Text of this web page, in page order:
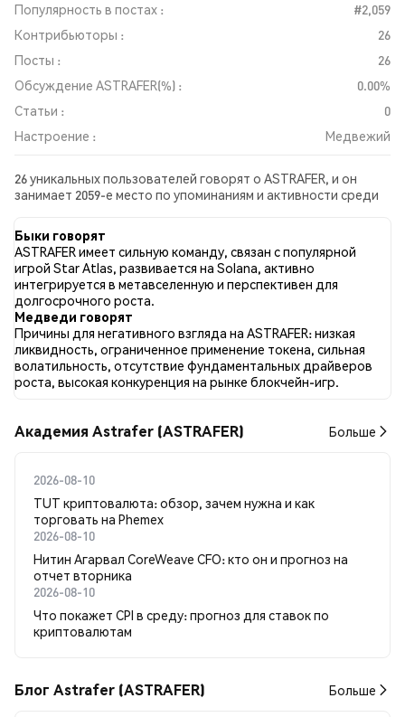
Популярность в постах :
#2,059
Контрибьюторы :
26
Посты :
26
Обсуждение ASTRAFER(%) :
0.00%
Статьи :
0
Настроение :
Медвежий
26 уникальных пользователей говорят о ASTRAFER, и он
занимает 2059-е место по упоминаниям и активности среди
отношении ASTRAFER во всех социальных сетях было
Медвежий. Всего было опубликовано 0 новостных статей о
ASTRAFER. В Twitter 0.00% твитов имели бычий настрой по
сравнению с 99.42% твитов с медвежьим настроем по
ASTRAFER. 0.58% твитов были нейтральными по отношению
к ASTRAFER. Эти данные основаны на 172 твитах.
Быки говорят
ASTRAFER имеет сильную команду, связан с популярной
игрой Star Atlas, развивается на Solana, активно
интегрируется в метавселенную и перспективен для
долгосрочного роста.
Медведи говорят
Причины для негативного взгляда на ASTRAFER: низкая
ликвидность, ограниченное применение токена, сильная
волатильность, отсутствие фундаментальных драйверов
роста, высокая конкуренция на рынке блокчейн-игр.
Академия Astrafer (ASTRAFER) Больше
2026-08-10
TUT криптовалюта: обзор, зачем нужна и как
торговать на Phemex
2026-08-10
Нитин Агарвал CoreWeave CFO: кто он и прогноз на
отчет вторника
2026-08-10
Что покажет CPI в среду: прогноз для ставок по
криптовалютам
Блог Astrafer (ASTRAFER) Больше